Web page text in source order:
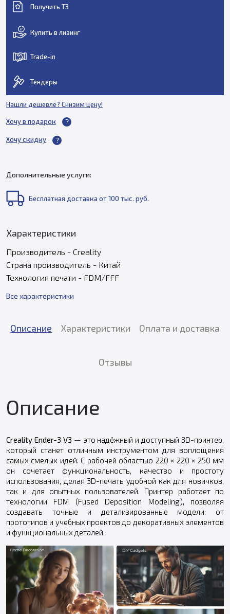
Получить ТЗ
Купить в лизинг
Trade-in
Тендеры
Нашли дешевле? Снизим цену!
Хочу в подарок
Хочу скидку
Дополнительные услуги:
Бесплатная доставка от 100 тыс. руб.
Характеристики
Производитель - Creality
Страна производитель - Китай
Технология печати - FDM/FFF
Все характеристики
Описание Характеристики Оплата и доставка
Отзывы
Описание
Creality Ender-3 V3 — это надёжный и доступный 3D-принтер,
который станет отличным инструментом для воплощения
самых смелых идей. С рабочей областью 220 × 220 × 250 мм
он сочетает функциональность, качество и простоту
использования, делая 3D-печать удобной как для новичков,
так и для опытных пользователей. Принтер работает по
технологии FDM (Fused Deposition Modeling), позволяя
создавать точные и детализированные модели: от
прототипов и учебных проектов до декоративных элементов
и функциональных деталей.